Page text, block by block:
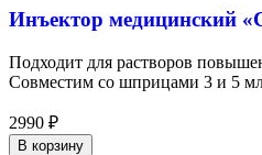
Инъектор медицинский
Подходит для растворов
Совместим со шприцами 3 и 5
2990 ₽
В корзину